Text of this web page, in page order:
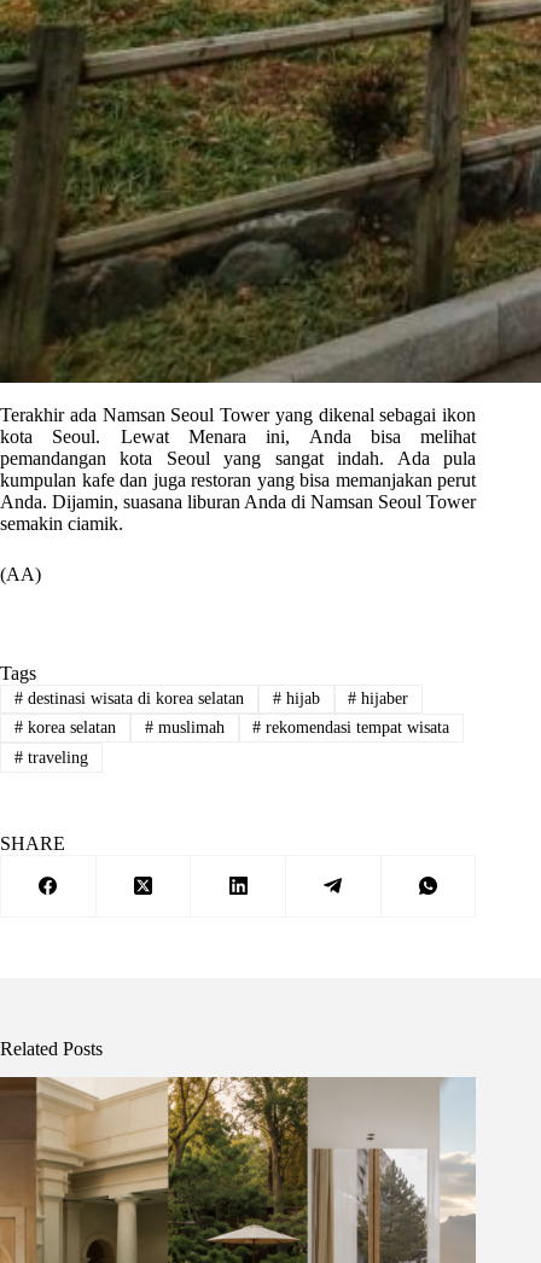
Terakhir ada Namsan Seoul Tower yang dikenal sebagai ikon
kota Seoul. Lewat Menara ini, Anda bisa melihat
pemandangan kota Seoul yang sangat indah. Ada pula
kumpulan kafe dan juga restoran yang bisa memanjakan perut
Anda. Dijamin, suasana liburan Anda di Namsan Seoul Tower
semakin ciamik.
(AA)
Tags
#destinasi wisata di korea selatan #hijab # hijaber
#korea selatan #muslimah # rekomendasi tempat wisata
#traveling
SHARE
Related Posts